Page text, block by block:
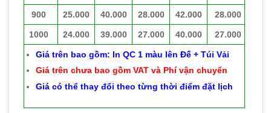
900 25.000 40.000 28.000 42.000 28.000
1000 24.000 39.000 27.000 40.000 27.000
Giá trên bao gồm: In QC 1 màu lên Đế + Túi Vải
Giá trên chưa bao gồm VAT và Phí vận chuyển
Giá có thể thay đổi theo từng thời điểm đặt lịch